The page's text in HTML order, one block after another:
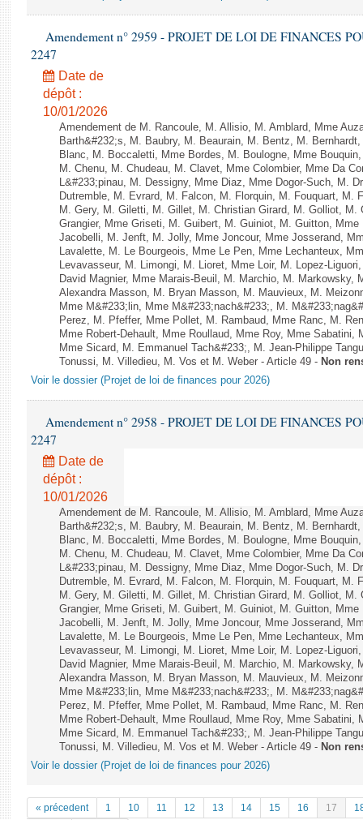
Amendement n° 2959 - PROJET DE LOI DE FINANCES
2247
Date de
dépôt :
10/01/2026
Amendement de M. Rancoule, M. Allisio, M. Amblard, Mme
Barth&#232;s, M. Baubry, M. Beaurain, M. Bentz, M.
Blanc, M. Boccaletti, Mme Bordes, M. Boulogne, Mme
M. Chenu, M. Chudeau, M. Clavet, Mme Colombier, Mme Da
L&#233;pinau, M. Dessigny, Mme Diaz, Mme Dogor-Such, M.
Dutremble, M. Evrard, M. Falcon, M. Florquin, M. Fouquart, M.
M. Gery, M. Giletti, M. Gillet, M. Christian Girard, M. Golliot, M.
Grangier, Mme Griseti, M. Guibert, M. Guiniot, M. Guitton,
Jacobelli, M. Jenft, M. Jolly, Mme Joncour, Mme Josserand,
Lavalette, M. Le Bourgeois, Mme Le Pen, Mme Lechanteux,
Levavasseur, M. Limongi, M. Lioret, Mme Loir, M. Lopez-
David Magnier, Mme Marais-Beuil, M. Marchio, M. Markowsky,
Alexandra Masson, M. Bryan Masson, M. Mauvieux, M.
Mme M&#233;lin, Mme M&#233;nach&#233;, M.
Perez, M. Pfeffer, Mme Pollet, M. Rambaud, Mme Ranc, M.
Mme Robert-Dehault, Mme Roullaud, Mme Roy, Mme
Mme Sicard, M. Emmanuel Tach&#233;, M. Jean-Philippe
Tonussi, M. Villedieu, M. Vos et M. Weber - Article 49 - Non
Voir le dossier (Projet de loi de finances pour 2026)
Amendement n° 2958 - PROJET DE LOI DE FINANCES
2247
Date de
dépôt :
10/01/2026
Amendement de M. Rancoule, M. Allisio, M. Amblard, Mme
Barth&#232;s, M. Baubry, M. Beaurain, M. Bentz, M.
Blanc, M. Boccaletti, Mme Bordes, M. Boulogne, Mme
M. Chenu, M. Chudeau, M. Clavet, Mme Colombier, Mme Da
L&#233;pinau, M. Dessigny, Mme Diaz, Mme Dogor-Such, M.
Dutremble, M. Evrard, M. Falcon, M. Florquin, M. Fouquart, M.
M. Gery, M. Giletti, M. Gillet, M. Christian Girard, M. Golliot, M.
Grangier, Mme Griseti, M. Guibert, M. Guiniot, M. Guitton,
Jacobelli, M. Jenft, M. Jolly, Mme Joncour, Mme Josserand,
Lavalette, M. Le Bourgeois, Mme Le Pen, Mme Lechanteux,
Levavasseur, M. Limongi, M. Lioret, Mme Loir, M. Lopez-
David Magnier, Mme Marais-Beuil, M. Marchio, M. Markowsky,
Alexandra Masson, M. Bryan Masson, M. Mauvieux, M.
Mme M&#233;lin, Mme M&#233;nach&#233;, M.
Perez, M. Pfeffer, Mme Pollet, M. Rambaud, Mme Ranc, M.
Mme Robert-Dehault, Mme Roullaud, Mme Roy, Mme
Mme Sicard, M. Emmanuel Tach&#233;, M. Jean-Philippe
Tonussi, M. Villedieu, M. Vos et M. Weber - Article 49 - Non
Voir le dossier (Projet de loi de finances pour 2026)
« précedent 1 10 11 12 13 14 15 16 17